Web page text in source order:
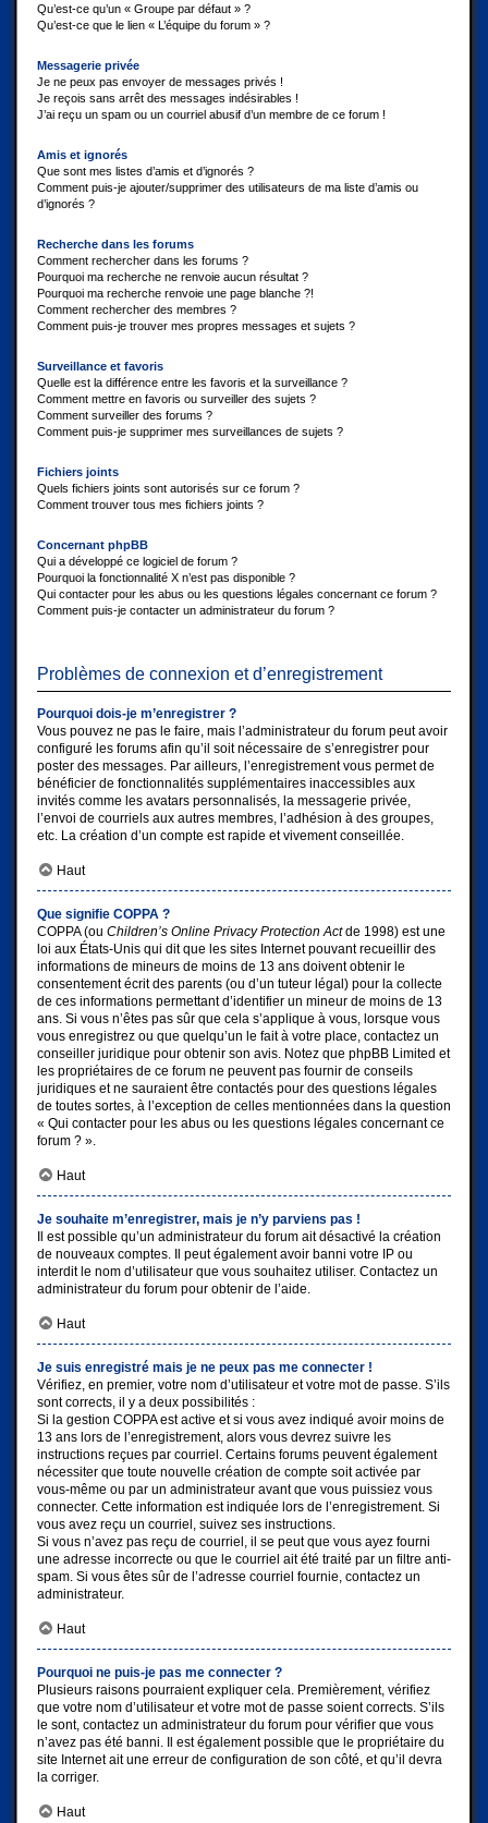
Qu’est-ce qu’un « Groupe par défaut » ?
Qu’est-ce que le lien « L’équipe du forum » ?
Messagerie privée
Je ne peux pas envoyer de messages privés !
Je reçois sans arrêt des messages indésirables !
J’ai reçu un spam ou un courriel abusif d’un membre de ce forum !
Amis et ignorés
Que sont mes listes d’amis et d’ignorés ?
Comment puis-je ajouter/supprimer des utilisateurs de ma liste d’amis ou
d’ignorés ?
Recherche dans les forums
Comment rechercher dans les forums ?
Pourquoi ma recherche ne renvoie aucun résultat ?
Pourquoi ma recherche renvoie une page blanche ?!
Comment rechercher des membres ?
Comment puis-je trouver mes propres messages et sujets ?
Surveillance et favoris
Quelle est la différence entre les favoris et la surveillance ?
Comment mettre en favoris ou surveiller des sujets ?
Comment surveiller des forums ?
Comment puis-je supprimer mes surveillances de sujets ?
Fichiers joints
Quels fichiers joints sont autorisés sur ce forum ?
Comment trouver tous mes fichiers joints ?
Concernant phpBB
Qui a développé ce logiciel de forum ?
Pourquoi la fonctionnalité X n’est pas disponible ?
Qui contacter pour les abus ou les questions légales concernant ce forum ?
Comment puis-je contacter un administrateur du forum ?
Problèmes de connexion et d’enregistrement
Pourquoi dois-je m’enregistrer ?
Vous pouvez ne pas le faire, mais l’administrateur du forum peut avoir
configuré les forums afin qu’il soit nécessaire de s’enregistrer pour
poster des messages. Par ailleurs, l’enregistrement vous permet de
bénéficier de fonctionnalités supplémentaires inaccessibles aux
invités comme les avatars personnalisés, la messagerie privée,
l’envoi de courriels aux autres membres, l’adhésion à des groupes,
etc. La création d’un compte est rapide et vivement conseillée.
Haut
Que signifie COPPA ?
COPPA (ou Children’s Online Privacy Protection Actde 1998) est une
loi aux États-Unis qui dit que les sites Internet pouvant recueillir des
informations de mineurs de moins de 13 ans doivent obtenir le
consentement écrit des parents (ou d’un tuteur légal) pour la collecte
de ces informations permettant d’identifier un mineur de moins de 13
ans. Si vous n’êtes pas sûr que cela s’applique à vous, lorsque vous
vous enregistrez ou que quelqu’un le fait à votre place, contactez un
conseiller juridique pour obtenir son avis. Notez que phpBB Limited et
les propriétaires de ce forum ne peuvent pas fournir de conseils
juridiques et ne sauraient être contactés pour des questions légales
de toutes sortes, à l’exception de celles mentionnées dans la question
« Qui contacter pour les abus ou les questions légales concernant ce
forum ? ».
Haut
Je souhaite m’enregistrer, mais je n’y parviens pas !
Il est possible qu’un administrateur du forum ait désactivé la création
de nouveaux comptes. Il peut également avoir banni votre IP ou
interdit le nom d’utilisateur que vous souhaitez utiliser. Contactez un
administrateur du forum pour obtenir de l’aide.
Haut
Je suis enregistré mais je ne peux pas me connecter !
Vérifiez, en premier, votre nom d’utilisateur et votre mot de passe. S’ils
sont corrects, il y a deux possibilités :
Si la gestion COPPA est active et si vous avez indiqué avoir moins de
13 ans lors de l’enregistrement, alors vous devrez suivre les
instructions reçues par courriel. Certains forums peuvent également
nécessiter que toute nouvelle création de compte soit activée par
vous-même ou par un administrateur avant que vous puissiez vous
connecter. Cette information est indiquée lors de l’enregistrement. Si
vous avez reçu un courriel, suivez ses instructions.
Si vous n’avez pas reçu de courriel, il se peut que vous ayez fourni
une adresse incorrecte ou que le courriel ait été traité par un filtre anti-
spam. Si vous êtes sûr de l’adresse courriel fournie, contactez un
administrateur.
Haut
Pourquoi ne puis-je pas me connecter ?
Plusieurs raisons pourraient expliquer cela. Premièrement, vérifiez
que votre nom d’utilisateur et votre mot de passe soient corrects. S’ils
le sont, contactez un administrateur du forum pour vérifier que vous
n’avez pas été banni. Il est également possible que le propriétaire du
site Internet ait une erreur de configuration de son côté, et qu’il devra
la corriger.
Haut